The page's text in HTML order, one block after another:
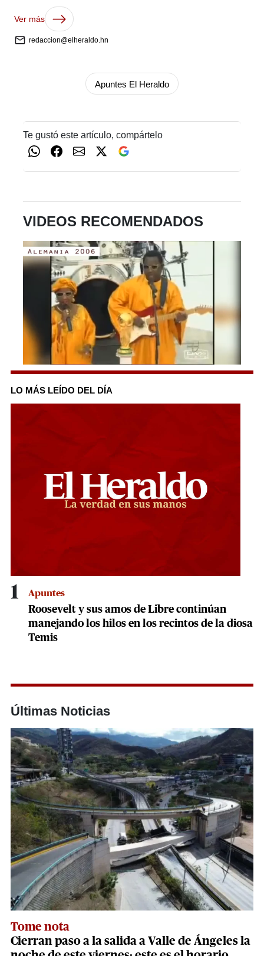
Ver más
redaccion@elheraldo.hn
Apuntes El Heraldo
Te gustó este artículo, compártelo
VIDEOS RECOMENDADOS
0
of
1
minute,
LO MÁS LEÍDO DEL DÍA
1 Apuntes
Roosevelt y sus amos de Libre continúan
manejando los hilos en los recintos de la diosa
Temis
Últimas Noticias
Tome nota
Cierran paso a la salida a Valle de Ángeles la